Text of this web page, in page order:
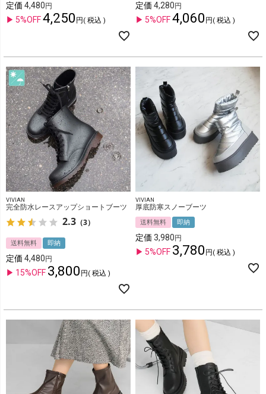
定価 4,480
5%OFF4,250 税込
定価 4,280
5%OFF4,060 税込
VIVIAN
完全防水レースアップショートブーツ
2.3 （3）
送料無料 即納
定価 4,480
15%OFF 3,800 税込
VIVIAN
厚底防寒スノーブーツ
送料無料 即納
定価 3,980
5%OFF 3,780 税込